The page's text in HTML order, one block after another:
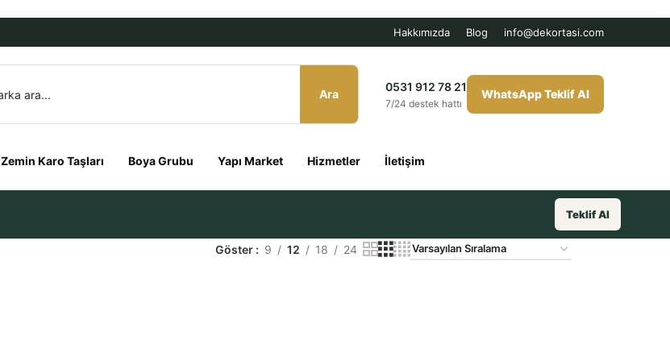
Hakkımızda Blog info@dekortasi.com
Ara
0531 912 78 21
7/24 destek hattı
WhatsApp Teklif Al
Zemin Karo Taşları Boya Grubu Yapı Market Hizmetler İletişim
Teklif Al
Göster 9 12 18 24